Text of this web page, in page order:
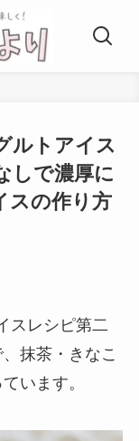
ルトアイス
しで濃厚に
スの作り方
スレシピ第二
抹茶・きなこ
います。